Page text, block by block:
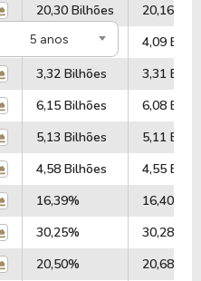
5 anos
20,30 Bilhões
20,16
4,14 Bilhões
4,09
3,32 Bilhões
3,31
6,15 Bilhões
6,08
5,13 Bilhões
5,11
4,58 Bilhões
4,55
16,39%
16,40%
30,25%
30,28%
20,50%
20,68%